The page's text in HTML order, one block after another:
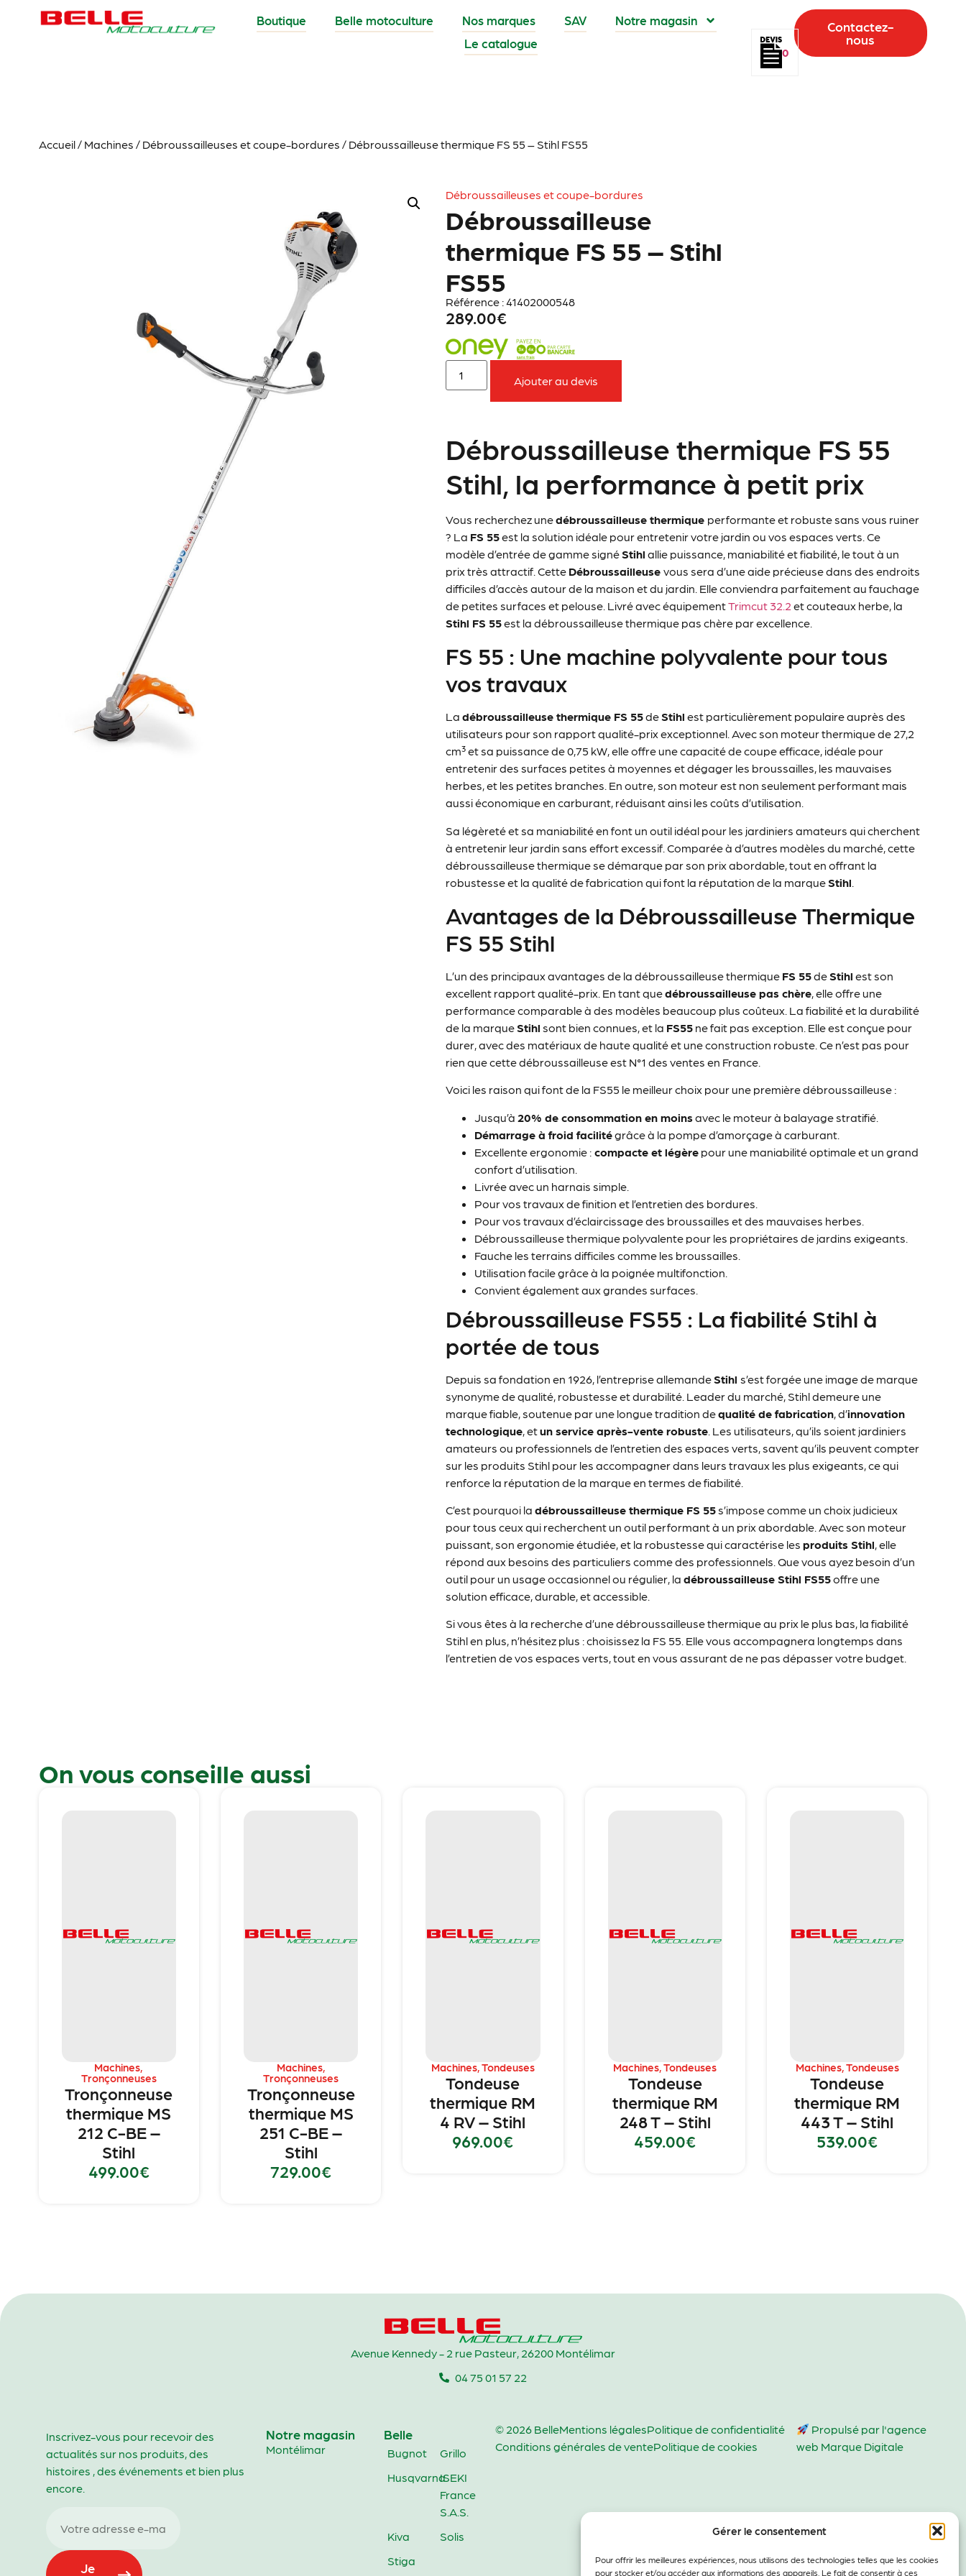
Gérer le consentement
Pour offrir les meilleures expériences, nous utilisons des technologies telles que les cookies
pour stocker et/ou accéder aux informations des appareils. Le fait de consentir à ces
Boutique Belle motoculture Nos marques SAV
Notre magasin
Le catalogue
0
Contactez-
nous
Accueil/ Machines / Débroussailleuses et coupe-bordures / Débroussailleuse thermique FS 55 – Stihl FS55
Débroussailleuses et coupe-bordures
Débroussailleuse
thermique FS 55 – Stihl
FS55
Référence : 41402000548
289.00€
Ajouter au devis
Débroussailleuse thermique FS 55
Stihl, la performance à petit prix
Vous recherchez unedébroussailleuse thermique performante et robuste sans vous ruiner
? La FS 55est la solution idéale pour entretenir votre jardin ou vos espaces verts. Ce
modèle d’entrée de gamme signé Stihl allie puissance, maniabilité et fiabilité, le tout à un
prix très attractif. Cette Débroussailleusevous sera d’une aide précieuse dans des endroits
difficiles d’accès autour de la maison et du jardin. Elle conviendra parfaitement au fauchage
de petites surfaces et pelouse. Livré avec équipementTrimcut 32.2 et couteaux herbe, la
Stihl FS 55est la débroussailleuse thermique pas chère par excellence.
FS 55 : Une machine polyvalente pour tous
vos travaux
Ladébroussailleuse thermique FS 55deStihl est particulièrement populaire auprès des
utilisateurs pour son rapport qualité-prix exceptionnel. Avec son moteur thermique de 27,2
cm³ et sa puissance de 0,75 kW, elle offre une capacité de coupe efficace, idéale pour
entretenir des surfaces petites à moyennes et dégager les broussailles, les mauvaises
herbes, et les petites branches. En outre, son moteur est non seulement performant mais
aussi économique en carburant, réduisant ainsi les coûts d’utilisation.
Sa légèreté et sa maniabilité en font un outil idéal pour les jardiniers amateurs qui cherchent
à entretenir leur jardin sans effort excessif. Comparée à d’autres modèles du marché, cette
débroussailleuse thermique se démarque par son prix abordable, tout en offrant la
robustesse et la qualité de fabrication qui font la réputation de la marque Stihl
Avantages de la Débroussailleuse Thermique
FS 55 Stihl
L’un des principaux avantages de la débroussailleuse thermique FS 55deStihl est son
excellent rapport qualité-prix. En tant quedébroussailleuse pas chère, elle offre une
performance comparable à des modèles beaucoup plus coûteux. La fiabilité et la durabilité
de la marqueStihl sont bien connues, et la FS55 ne fait pas exception. Elle est conçue pour
durer, avec des matériaux de haute qualité et une construction robuste. Ce n’est pas pour
rien que cette débroussailleuse est N°1 des ventes en France.
Voici les raison qui font de la FS55 le meilleur choix pour une première débroussailleuse :
Jusqu’à 20% de consommation en moinsavec le moteur à balayage stratifié.
Démarrage à froid facilitégrâce à la pompe d’amorçage à carburant.
Excellente ergonomie : compacte et légère pour une maniabilité optimale et un grand
confort d’utilisation.
Livrée avec un harnais simple.
Pour vos travaux de finition et l’entretien des bordures.
Pour vos travaux d’éclaircissage des broussailles et des mauvaises herbes.
Débroussailleuse thermique polyvalente pour les propriétaires de jardins exigeants.
Fauche les terrains difficiles comme les broussailles.
Utilisation facile grâce à la poignée multifonction.
Convient également aux grandes surfaces.
Débroussailleuse FS55 : La fiabilité Stihl à
portée de tous
Depuis sa fondation en 1926, l’entreprise allemande Stihl s’est forgée une image de marque
synonyme de qualité, robustesse et durabilité. Leader du marché, Stihl demeure une
marque fiable, soutenue par une longue tradition dequalité de fabrication , d’innovation
technologique , etun service après-vente robuste . Les utilisateurs, qu’ils soient jardiniers
amateurs ou professionnels de l’entretien des espaces verts, savent qu’ils peuvent compter
sur les produits Stihl pour les accompagner dans leurs travaux les plus exigeants, ce qui
renforce la réputation de la marque en termes de fiabilité.
C’est pourquoi ladébroussailleuse thermique FS 55s’impose comme un choix judicieux
pour tous ceux qui recherchent un outil performant à un prix abordable. Avec son moteur
puissant, son ergonomie étudiée, et la robustesse qui caractérise lesproduits Stihl, elle
répond aux besoins des particuliers comme des professionnels. Que vous ayez besoin d’un
outil pour un usage occasionnel ou régulier, ladébroussailleuse Stihl FS55offre une
solution efficace, durable, et accessible.
Si vous êtes à la recherche d’une débroussailleuse thermique au prix le plus bas, la fiabilité
Stihl en plus, n’hésitez plus : choisissez la FS 55. Elle vous accompagnera longtemps dans
l’entretien de vos espaces verts, tout en vous assurant de ne pas dépasser votre budget.
On vous conseille aussi
Machines,
Tronçonneuses
Tronçonneuse
thermique MS
212 C-BE –
Stihl
499.00€
Machines,
Tronçonneuses
Tronçonneuse
thermique MS
251 C-BE –
Stihl
729.00€
Machines,Tondeuses
Tondeuse
thermique RM
4 RV – Stihl
969.00€
Machines,Tondeuses
Tondeuse
thermique RM
248 T – Stihl
459.00€
Machines,Tondeuses
Tondeuse
thermique RM
443 T – Stihl
539.00€
Avenue Kennedy - 2 rue Pasteur, 26200 Montélimar
04 75 01 57 22
Inscrivez-vous pour recevoir des
actualités sur nos produits, des
histoires , des événements et bien plus
encore.
Je
Notre magasin
Montélimar
Belle
Bugnot
Grillo
HusqvarnaISEKI
France
S.A.S.
Kiva
Solis
Stiga
© 2026 BelleMentions légalesPolitique de confidentialité
Conditions générales de ventePolitique de cookies
Propulsé par l'agence
web Marque Digitale